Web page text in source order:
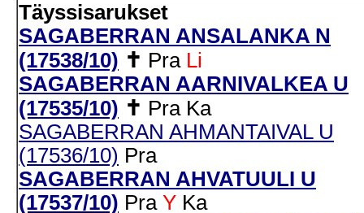
Täyssisarukset
SAGABERRAN ANSALANKA N
(17538/10) ✝ Pra Li
SAGABERRAN AARNIVALKEA U
(17535/10) ✝ Pra Ka
SAGABERRAN AHMANTAIVAL U
(17536/10) Pra
SAGABERRAN AHVATUULI U
(17537/10) Pra Y Ka